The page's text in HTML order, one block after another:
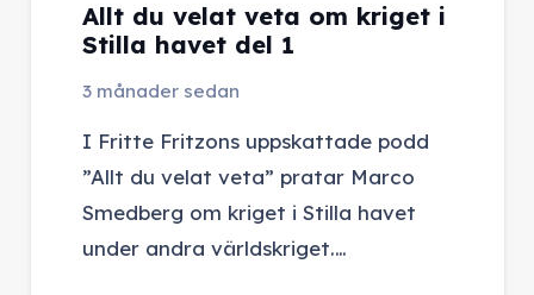
Allt du velat veta om kriget i
Stilla havet del 1
3 månader sedan
I Fritte Fritzons uppskattade podd
”Allt du velat veta” pratar Marco
Smedberg om kriget i Stilla havet
under andra världskriget.…